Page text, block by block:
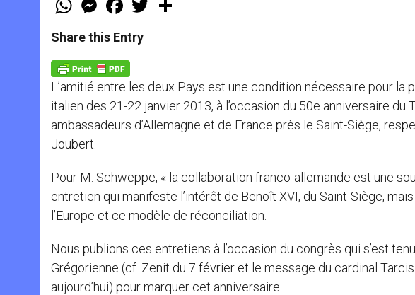
t
s
p
p
e
s
e
g
e
r
a
e
b
k
w
Share this Entry
L’amitié entre les deux Pays est une condition nécessaire pour la
italien des 21-22 janvier 2013, à l’occasion du 50e anniversaire
ambassadeurs d’Allemagne et de France près le Saint-Siège,
Joubert.
Pour M. Schweppe, « la collaboration franco-allemande est une
entretien qui manifeste l’intérêt de Benoît XVI, du Saint-Siège,
l’Europe et ce modèle de réconciliation.
Nous publions ces entretiens à l’occasion du congrès qui s’est
Grégorienne (cf. Zenit du 7 février et le message du cardinal
aujourd’hui) pour marquer cet anniversaire.